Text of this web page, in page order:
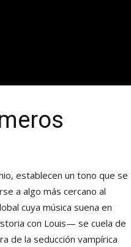
establecen un tono que se
a algo más cercano al
cuya música suena en
con Louis— se cuela de
de la seducción vampírica